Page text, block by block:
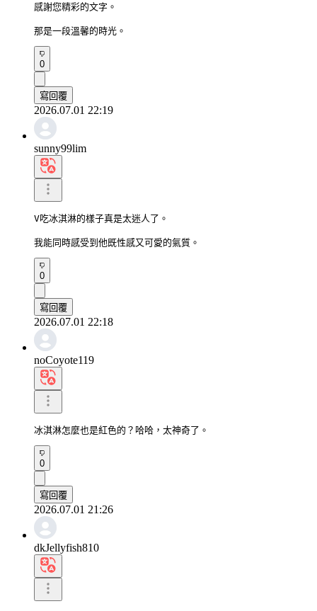
感謝您精彩的文字。
那是一段溫馨的時光。
0
寫回覆
2026.07.01 22:19
sunny99lim
V吃冰淇淋的樣子真是太迷人了。
我能同時感受到他既性感又可愛的氣質。
0
寫回覆
2026.07.01 22:18
noCoyote119
冰淇淋怎麼也是紅色的？哈哈，太神奇了。
0
寫回覆
2026.07.01 21:26
dkJellyfish810